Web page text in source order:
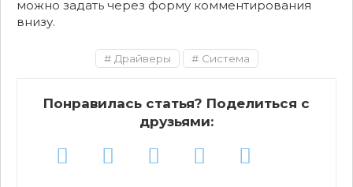
можно задать через форму комментирования
внизу.
Драйверы Система
Понравилась статья? Поделиться с
друзьями: